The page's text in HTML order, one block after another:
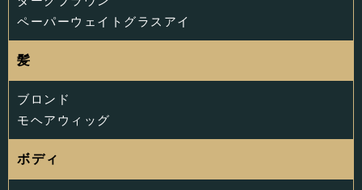
ペーパーウェイトグラスアイ
髪
ブロンド
モヘアウィッグ
ボディ